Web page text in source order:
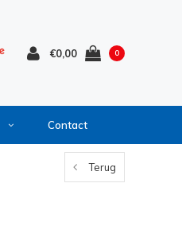
€0,00 0
Contact
Terug